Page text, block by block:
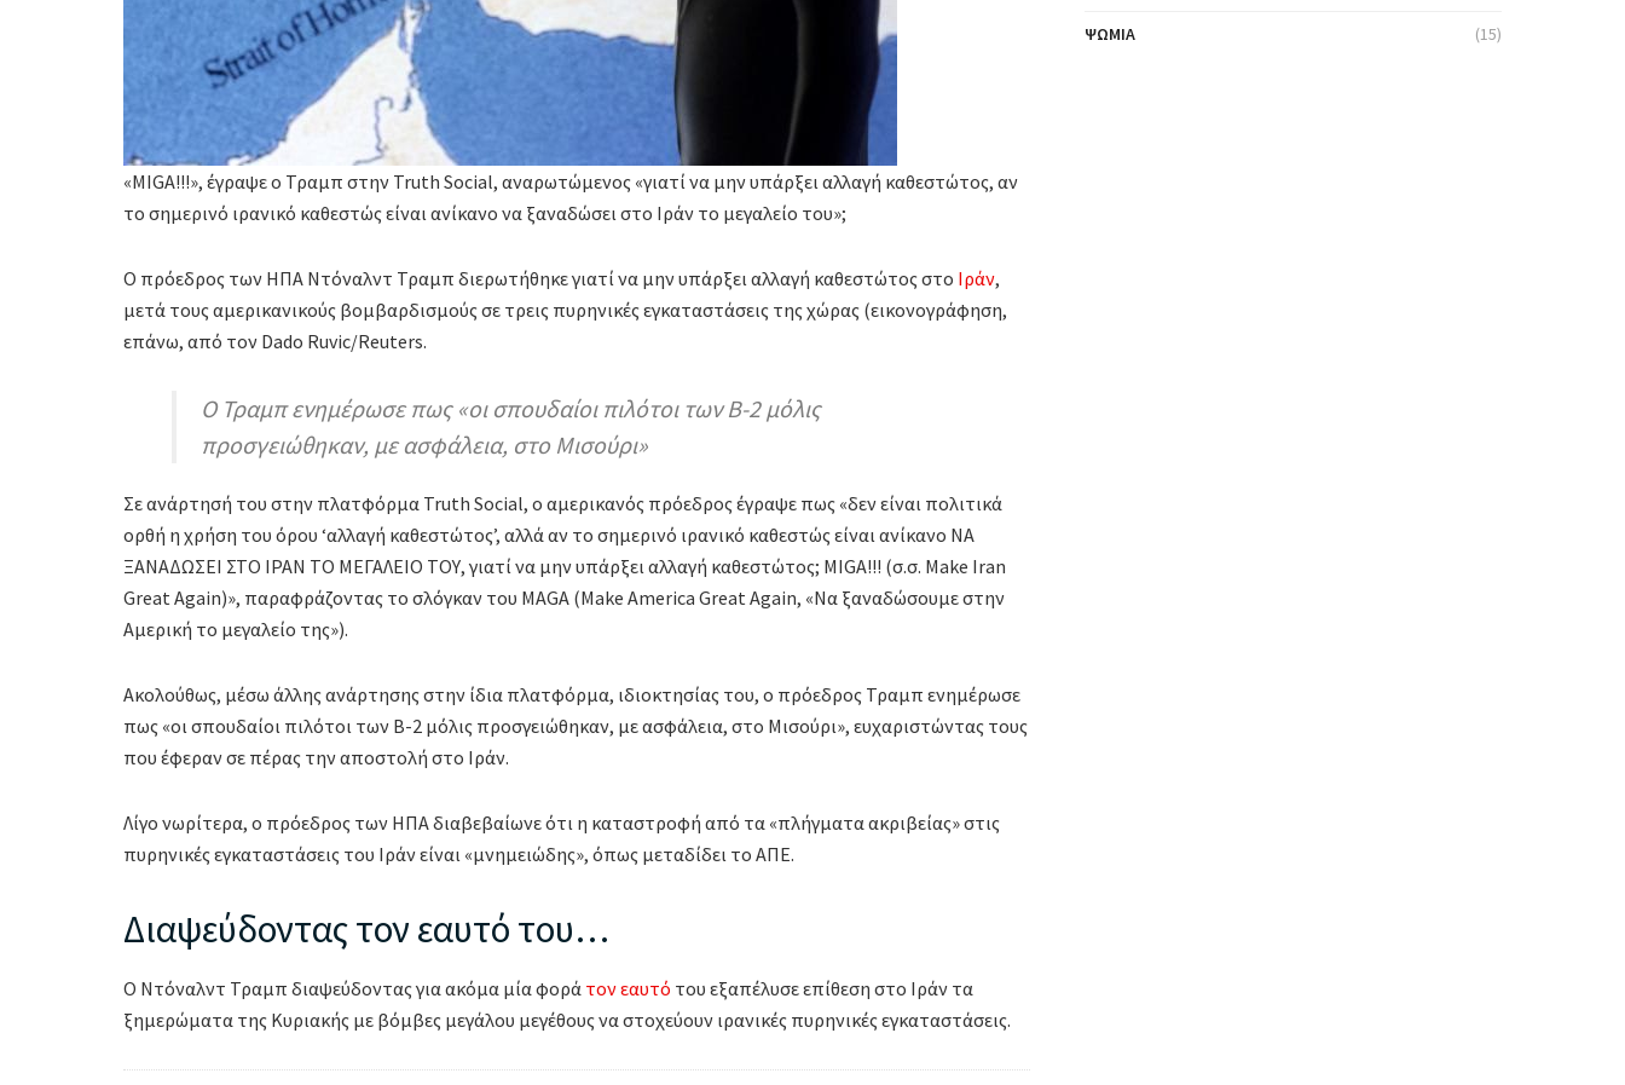
«MIGA!!!», έγραψε ο Τραμπ στην Truth Social, αναρωτώμενος «γιατί να μην υπάρξει αλλαγή καθεστώτος, αν
το σημερινό ιρανικό καθεστώς είναι ανίκανο να ξαναδώσει στο Ιράν το μεγαλείο του»;
Ο πρόεδρος των ΗΠΑ Ντόναλντ Τραμπ διερωτήθηκε γιατί να μην υπάρξει αλλαγή καθεστώτος στο Ιράν,
μετά τους αμερικανικούς βομβαρδισμούς σε τρεις πυρηνικές εγκαταστάσεις της χώρας (εικονογράφηση,
επάνω, από τον Dado Ruvic/Reuters.
Ο Τραμπ ενημέρωσε πως «οι σπουδαίοι πιλότοι των B-2 μόλις
προσγειώθηκαν, με ασφάλεια, στο Μισούρι»
Σε ανάρτησή του στην πλατφόρμα Truth Social, ο αμερικανός πρόεδρος έγραψε πως «δεν είναι πολιτικά
ορθή η χρήση του όρου ‘αλλαγή καθεστώτος’, αλλά αν το σημερινό ιρανικό καθεστώς είναι ανίκανο ΝΑ
ΞΑΝΑΔΩΣΕΙ ΣΤΟ ΙΡΑΝ ΤΟ ΜΕΓΑΛΕΙΟ ΤΟΥ, γιατί να μην υπάρξει αλλαγή καθεστώτος; MIGA!!! (σ.σ. Make Iran
Great Again)», παραφράζοντας το σλόγκαν του MAGA (Make America Great Again, «Να ξαναδώσουμε στην
Αμερική το μεγαλείο της»).
Ακολούθως, μέσω άλλης ανάρτησης στην ίδια πλατφόρμα, ιδιοκτησίας του, ο πρόεδρος Τραμπ ενημέρωσε
πως «οι σπουδαίοι πιλότοι των B-2 μόλις προσγειώθηκαν, με ασφάλεια, στο Μισούρι», ευχαριστώντας τους
που έφεραν σε πέρας την αποστολή στο Ιράν.
Λίγο νωρίτερα, ο πρόεδρος των ΗΠΑ διαβεβαίωνε ότι η καταστροφή από τα «πλήγματα ακριβείας» στις
πυρηνικές εγκαταστάσεις του Ιράν είναι «μνημειώδης», όπως μεταδίδει το ΑΠΕ.
Διαψεύδοντας τον εαυτό του…
Ο Ντόναλντ Τραμπ διαψεύδοντας για ακόμα μία φορά τον εαυτό του εξαπέλυσε επίθεση στο Ιράν τα
ξημερώματα της Κυριακής με βόμβες μεγάλου μεγέθους να στοχεύουν ιρανικές πυρηνικές εγκαταστάσεις.
ΨΩΜΙΆ (15)